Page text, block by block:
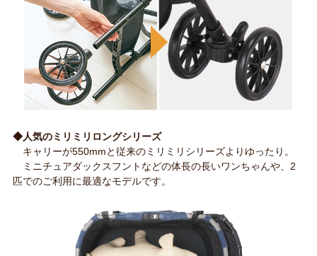
◆人気のミリミリロングシリーズ
キャリーが550mmと従来のミリミリシリーズよりゆったり。
ミニチュアダックスフントなどの体長の長いワンちゃんや、2
匹でのご利用に最適なモデルです。